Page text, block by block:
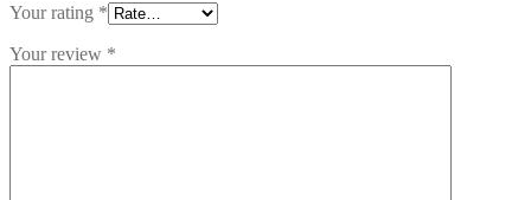
Your rating *
Your review *